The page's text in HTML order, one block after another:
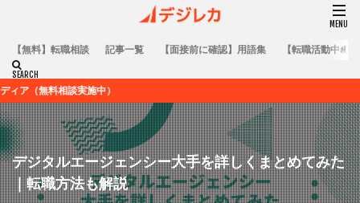
【無料】転職相談 記事一覧 【面接前に確認】用語集 【転職活動中の
）
デジタルエージェンシー大手を詳しくまとめてみた
｜転職方法も解説